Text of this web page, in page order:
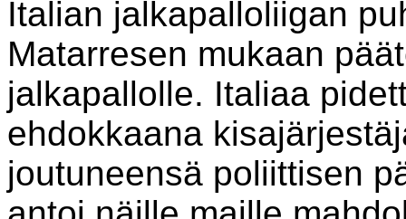
Italian jalkapalloliigan
Matarresen mukaan
jalkapallolle. Italiaa
ehdokkaana
joutuneensä poliittisen